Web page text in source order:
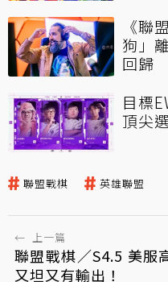
《聯
狗」
回歸
目標
頂尖
聯盟戰棋 英雄聯盟
← 上一篇
聯盟戰棋／S4.5 美服
又坦又有輸出！